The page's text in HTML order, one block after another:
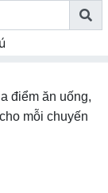
điểm ăn uống,
mỗi chuyến